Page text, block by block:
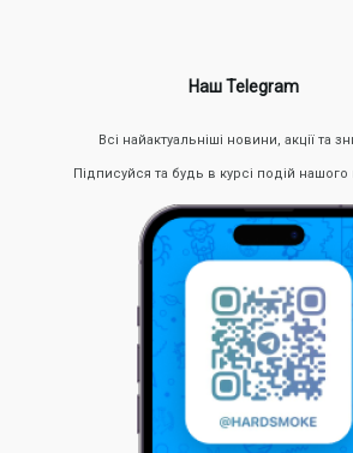
Наш Telegram
Всі найактуальніші новини, акції та
Підписуйся та будь в курсі подій нашого